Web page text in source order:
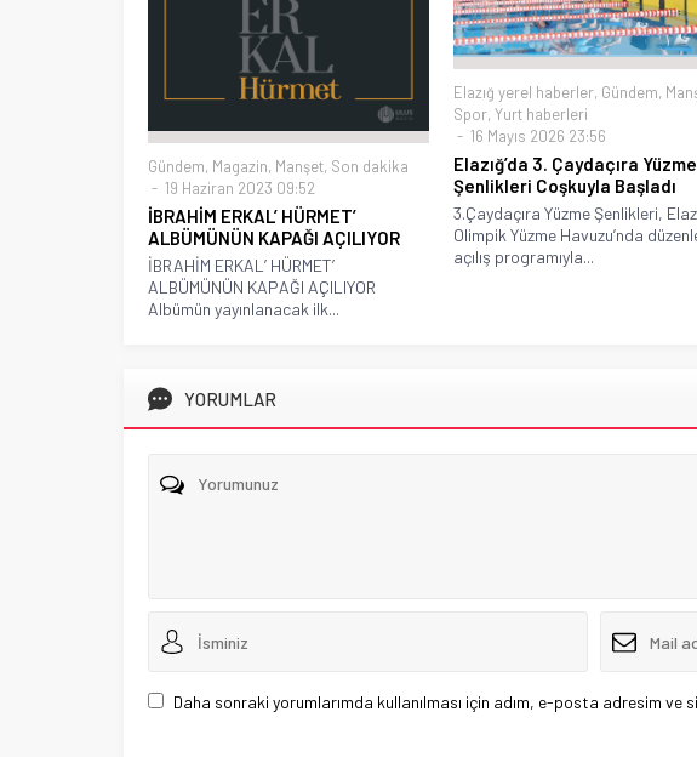
Gündem, Magazin, Manşet, Son dakika
19 Haziran 2023 09:52
İBRAHİM ERKAL’ HÜRMET’
ALBÜMÜNÜN KAPAĞI AÇILIYOR
İBRAHİM ERKAL’ HÜRMET’
ALBÜMÜNÜN KAPAĞI AÇILIYOR
Albümün yayınlanacak ilk...
Elazığ yerel haberler, Gündem,
Spor, Yurt haberleri
16 Mayıs 2026 23:56
Elazığ’da 3. Çaydaçıra Yüzme
Şenlikleri Coşkuyla Başladı
3.Çaydaçıra Yüzme Şenlikleri,
Olimpik Yüzme Havuzu’nda
açılış programıyla...
YORUMLAR
Daha sonraki yorumlarımda kullanılması için adım, e-posta adresim ve